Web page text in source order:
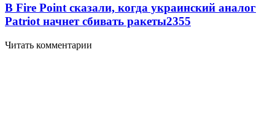
В Fire Point сказали, когда украинский аналог
Patriot начнет сбивать ракеты2355
Читать комментарии